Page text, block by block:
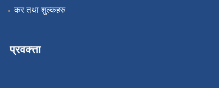
कर तथा शुल्कहरु
प्रवक्त्ता